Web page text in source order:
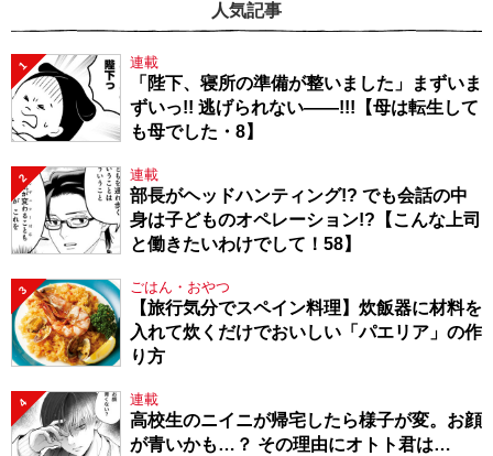
人気記事
1 連載
「陛下、寝所の準備が整いました」まずいま
ずいっ!! 逃げられない――!!!【母は転生して
も母でした・8】
2 連載
部長がヘッドハンティング!? でも会話の中
身は子どものオペレーション!?【こんな上司
と働きたいわけでして！58】
3 ごはん・おやつ
【旅行気分でスペイン料理】炊飯器に材料を
入れて炊くだけでおいしい「パエリア」の作
り方
4 連載
高校生のニイニが帰宅したら様子が変。お顔
が青いかも…？ その理由にオトト君は…